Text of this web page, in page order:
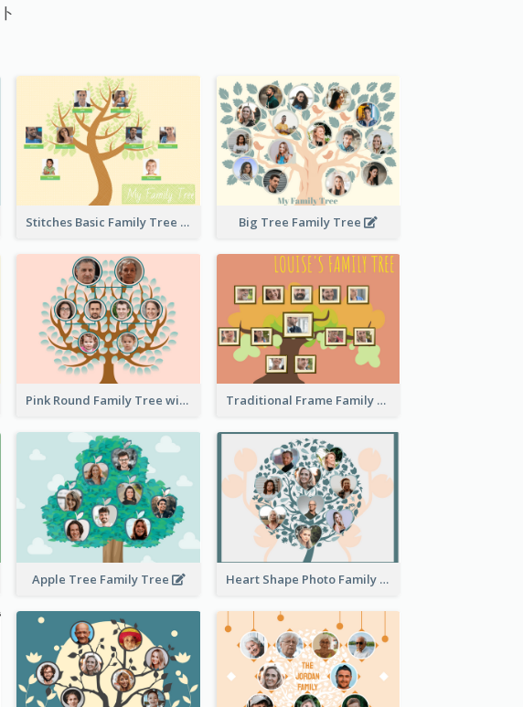
Stitches Basic Family Tree Big Tree Family Tree
Pink Round Family Tree with Background Traditional Frame Family Tree with Pictures
Apple Tree Family Tree Heart Shape Photo Family Tree